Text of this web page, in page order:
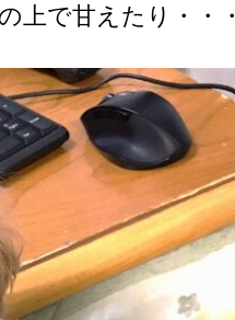
上で甘えたり・・・